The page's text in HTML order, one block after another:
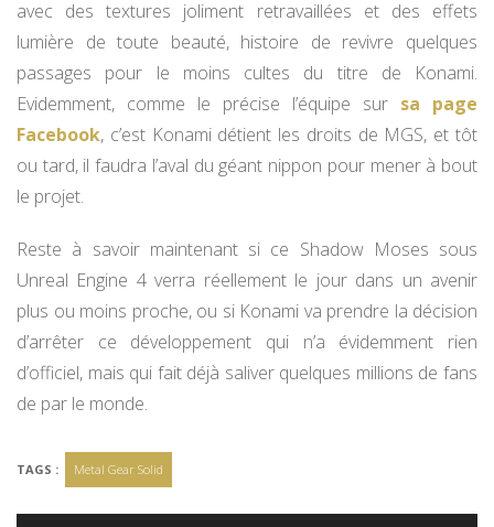
avec des textures joliment retravaillées et des effets
lumière de toute beauté, histoire de revivre quelques
passages pour le moins cultes du titre de Konami.
Evidemment, comme le précise l’équipe sur sa page
Facebook, c’est Konami détient les droits de MGS, et tôt
ou tard, il faudra l’aval du géant nippon pour mener à bout
le projet.
Reste à savoir maintenant si ce Shadow Moses sous
Unreal Engine 4 verra réellement le jour dans un avenir
plus ou moins proche, ou si Konami va prendre la décision
d’arrêter ce développement qui n’a évidemment rien
d’officiel, mais qui fait déjà saliver quelques millions de fans
de par le monde.
TAGS : Metal Gear Solid